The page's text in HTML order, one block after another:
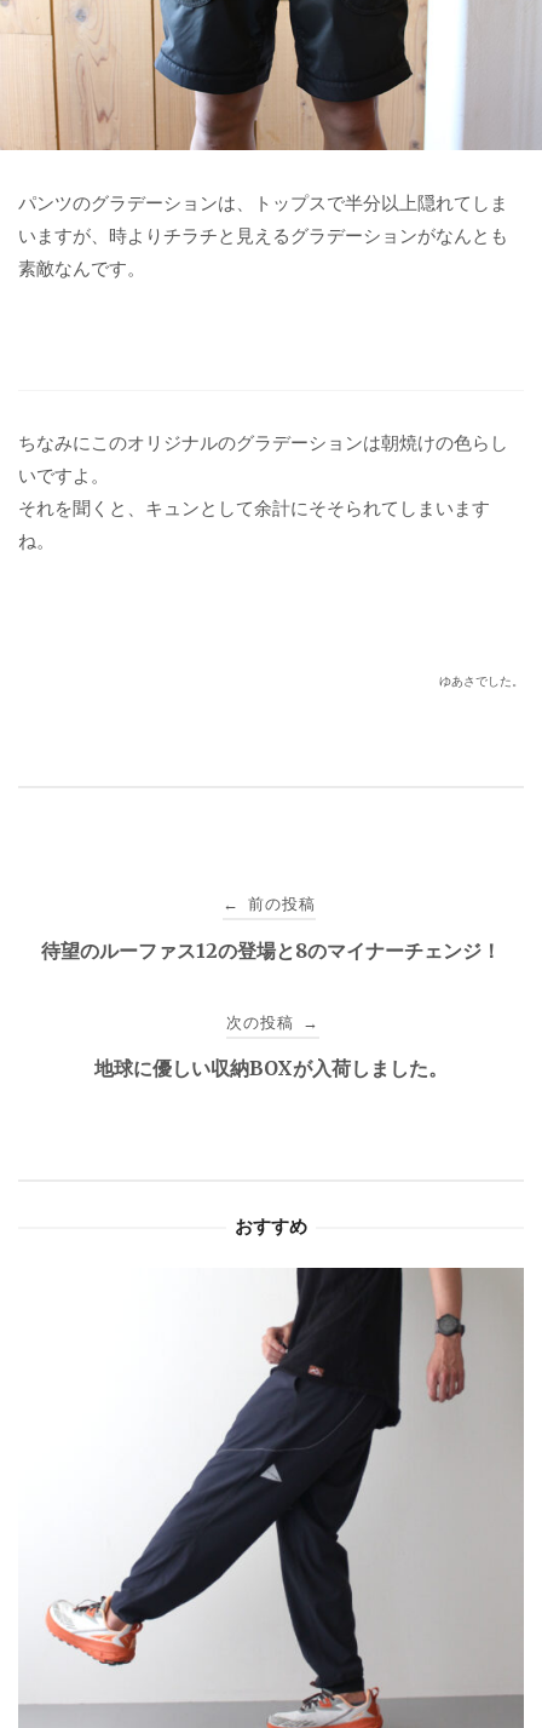
パンツのグラデーションは、トップスで半分以上隠れてしま
いますが、時よりチラチと見えるグラデーションがなんとも
素敵なんです。
ちなみにこのオリジナルのグラデーションは朝焼けの色らし
いですよ。
それを聞くと、キュンとして余計にそそられてしまいます
ね。
ゆあさでした。
稿
← 前の投稿
待望のルーファス12の登場と8のマイナーチェンジ！
次の投稿 →
地球に優しい収納BOXが入荷しました。
おすすめ